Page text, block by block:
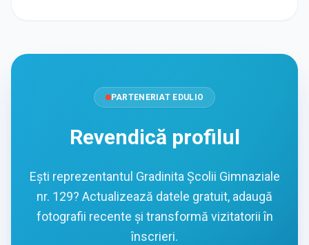
PARTENERIAT EDULIO
Revendică profilul
Ești reprezentantul Gradinita Școlii Gimnaziale
nr. 129? Actualizează datele gratuit, adaugă
fotografii recente și transformă vizitatorii în
înscrieri.